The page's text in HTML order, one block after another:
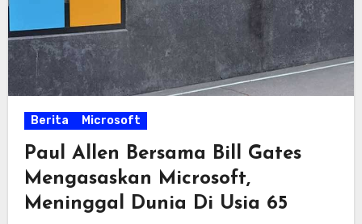
Berita Microsoft
Paul Allen Bersama Bill Gates
Mengasaskan Microsoft,
Meninggal Dunia Di Usia 65